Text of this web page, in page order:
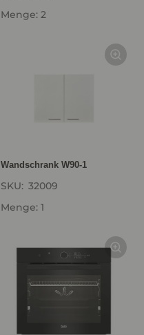
Menge: 2
Wandschrank W90-1
SKU: 32009
Menge: 1